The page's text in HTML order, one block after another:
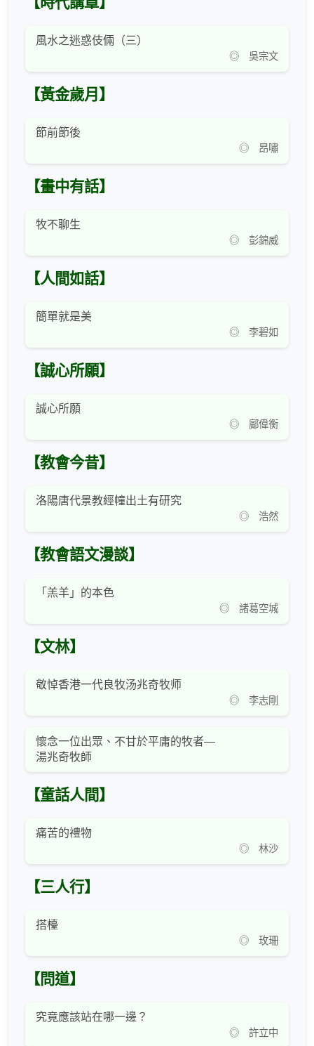
風水之迷惑伎倆（三）
◎ 吳宗文
【黃金歲月】
節前節後
◎ 昂嘯
【畫中有話】
牧不聊生
◎ 彭錦威
【人間如話】
簡單就是美
◎ 李碧如
【誠心所願】
誠心所願
◎ 鄺偉衡
【教會今昔】
洛陽唐代景教經幢出土有研究
◎ 浩然
【教會語文漫談】
「羔羊」的本色
◎ 諸葛空城
【文林】
敬悼香港一代良牧汤兆奇牧师
◎ 李志剛
懷念一位出眾、不甘於平庸的牧者—
湯兆奇牧師
【童話人間】
痛苦的禮物
◎ 林沙
【三人行】
搭檯
◎ 玫珊
【問道】
究竟應該站在哪一邊？
◎ 許立中